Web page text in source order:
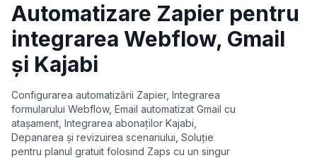
Automatizare Zapier pentru
integrarea Webflow, Gmail
și Kajabi
Configurarea automatizării Zapier, Integrarea
formularului Webflow, Email automatizat Gmail cu
atașament, Integrarea abonaților Kajabi,
Depanarea și revizuirea scenariului, Soluție
pentru planul gratuit folosind Zaps cu un singur